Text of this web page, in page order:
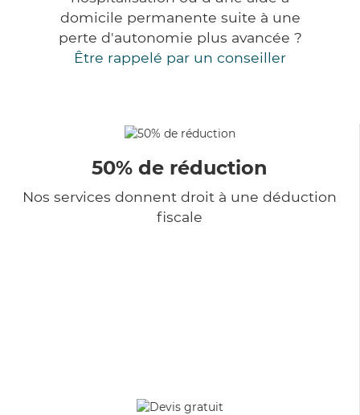
domicile permanente suite à une
perte d'autonomie plus avancée ?
Être rappelé par un conseiller
50% de réduction
Nos services donnent droit à une déduction
fiscale